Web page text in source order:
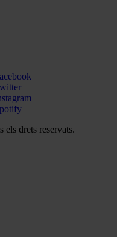
drets reservats.